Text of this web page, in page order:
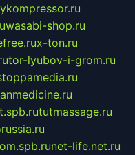
wasabi-shop.ru
x-ton.ru
tor-lyubov-i-grom.ru
tutmassage.ru
net-life.net.ru